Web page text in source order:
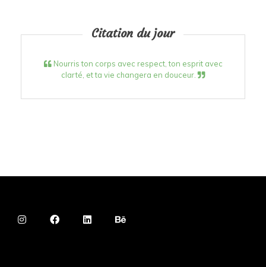
Citation du jour
Nourris ton corps avec respect, ton esprit avec
clarté, et ta vie changera en douceur.